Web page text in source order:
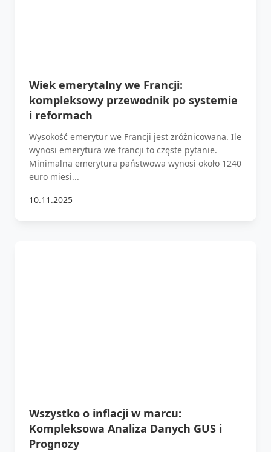
Wiek emerytalny we Francji:
kompleksowy przewodnik po systemie
i reformach
Wysokość emerytur we Francji jest zróżnicowana. Ile
wynosi emerytura we francji to częste pytanie.
Minimalna emerytura państwowa wynosi około 1240
euro miesi...
10.11.2025
Wszystko o inflacji w marcu:
Kompleksowa Analiza Danych GUS i
Prognozy